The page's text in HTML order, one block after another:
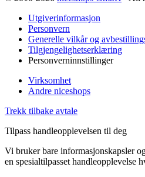
Utgiverinformasjon
Personvern
Generelle vilkår og
Tilgjengelighetserklæring
Personverninnstillinger
Virksomhet
Andre niceshops
Trekk tilbake avtale
Tilpass handleopplevelsen til deg
Vi bruker bare informasjonskapsler
en spesialtilpasset handleopplevelse